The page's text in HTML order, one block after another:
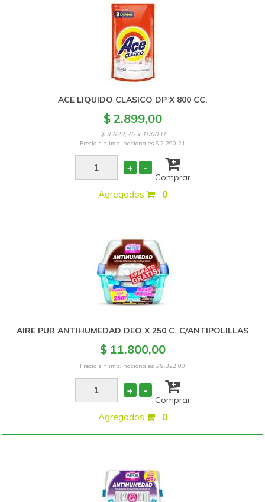
ACE LIQUIDO CLASICO DP X 800 CC.
$ 2.899,00
$ 3.623,75 x 1000 U
Precio sin imp. nacionales$ 2.290,21
+ -
Comprar
Agregados : 0
AIRE PUR ANTIHUMEDAD DEO X 250 C. C/ANTIPOLILLAS
$ 11.800,00
Precio sin imp. nacionales$ 9.322,00
+ -
Comprar
Agregados : 0